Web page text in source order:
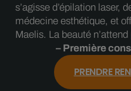
s’agisse d’épilation laser,
médecine esthétique, et
Maelis. La beauté
– Première
PRENDRE